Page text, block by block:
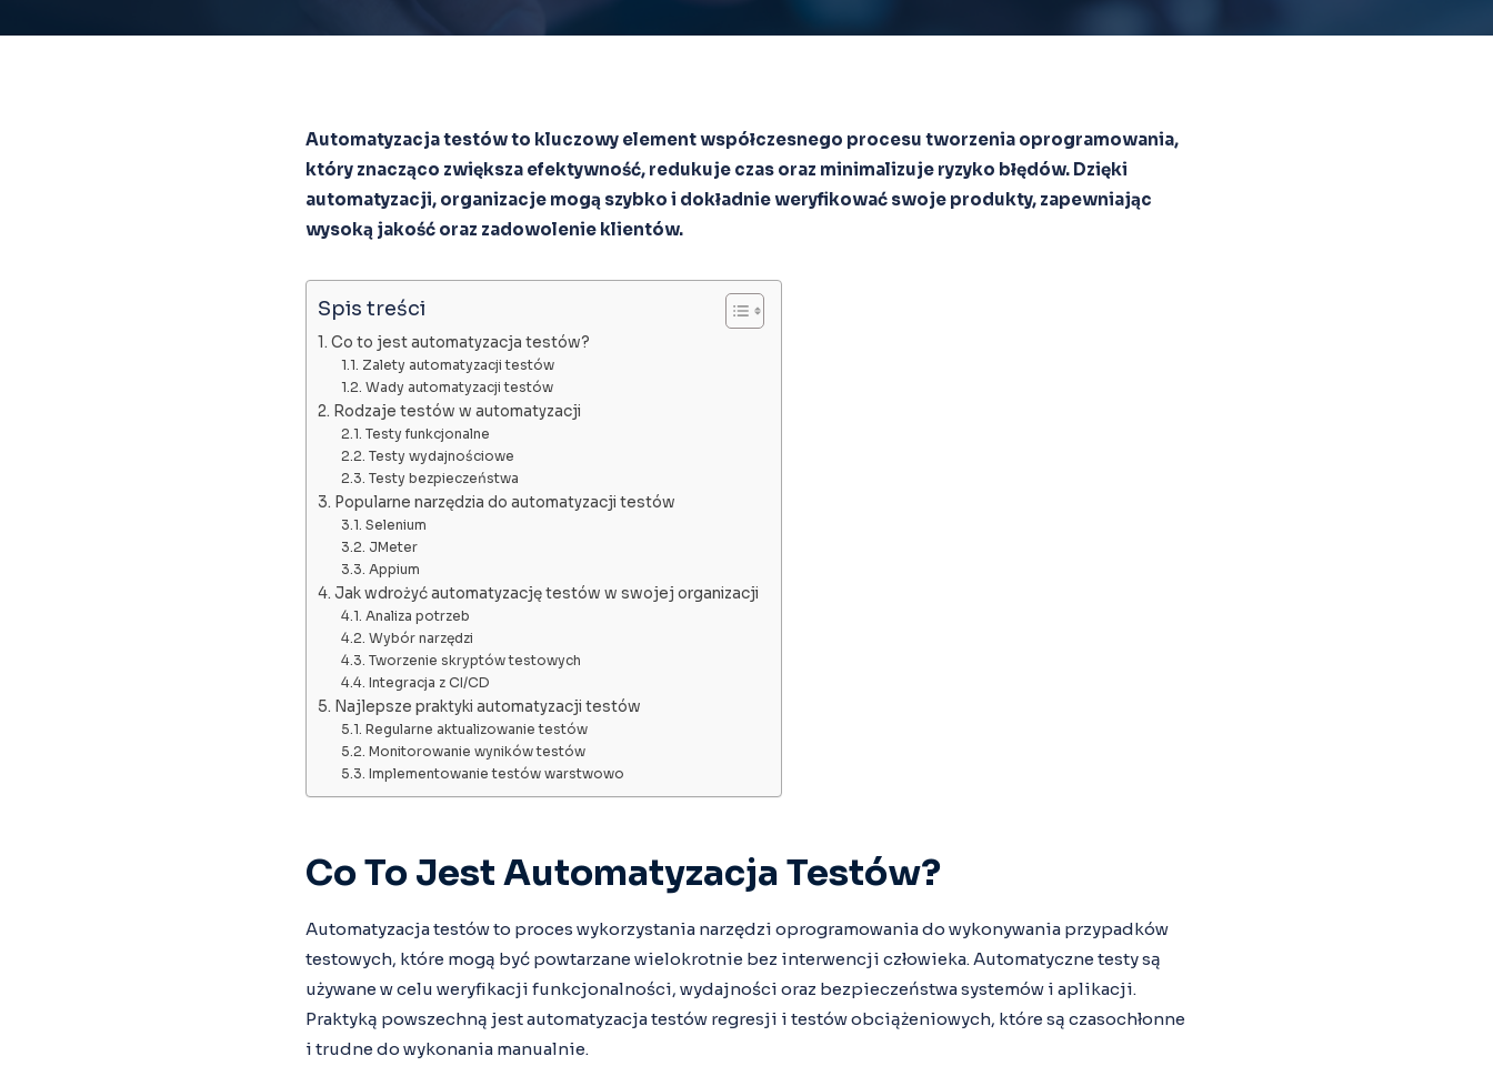
Automatyzacja testów to kluczowy element współczesnego procesu tworzenia oprogramowania,
który znacząco zwiększa efektywność, redukuje czas oraz minimalizuje ryzyko błędów. Dzięki
automatyzacji, organizacje mogą szybko i dokładnie weryfikować swoje produkty, zapewniając
wysoką jakość oraz zadowolenie klientów.
Spis treści
Co to jest automatyzacja testów?
Zalety automatyzacji testów
Wady automatyzacji testów
Rodzaje testów w automatyzacji
Testy funkcjonalne
Testy wydajnościowe
Testy bezpieczeństwa
Popularne narzędzia do automatyzacji testów
Selenium
JMeter
Appium
Jak wdrożyć automatyzację testów w swojej organizacji
Analiza potrzeb
Wybór narzędzi
Tworzenie skryptów testowych
Integracja z CI/CD
Najlepsze praktyki automatyzacji testów
Regularne aktualizowanie testów
Monitorowanie wyników testów
Implementowanie testów warstwowo
Co To Jest Automatyzacja Testów?
Automatyzacja testów to proces wykorzystania narzędzi oprogramowania do wykonywania przypadków
testowych, które mogą być powtarzane wielokrotnie bez interwencji człowieka. Automatyczne testy są
używane w celu weryfikacji funkcjonalności, wydajności oraz bezpieczeństwa systemów i aplikacji.
Praktyką powszechną jest automatyzacja testów regresji i testów obciążeniowych, które są czasochłonne
i trudne do wykonania manualnie.